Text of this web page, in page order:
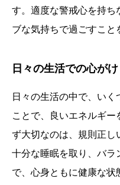
す。適度な警戒心を持ち
ブな気持ちで過ごすこと
日々の生活での心がけ
日々の生活の中で、い
ことで、良いエネルギー
ず大切なのは、規則正し
十分な睡眠を取り、バラ
で、心身ともに健康な状